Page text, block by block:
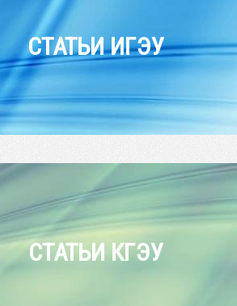
СТАТЬИ ИГЭУ
СТАТЬИ КГЭУ